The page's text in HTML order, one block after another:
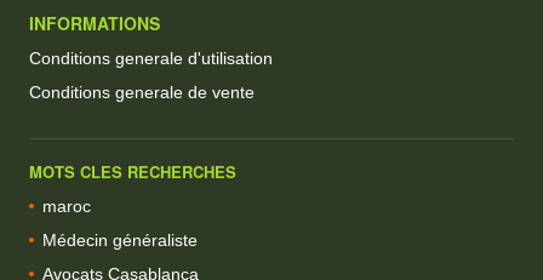
INFORMATIONS
Conditions generale d'utilisation
Conditions generale de vente
MOTS CLES RECHERCHES
maroc
Médecin généraliste
Avocats Casablanca